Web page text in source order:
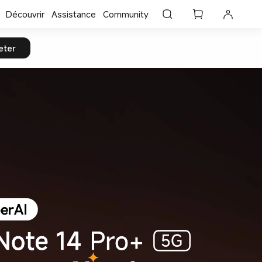
Découvrir Assistance Community